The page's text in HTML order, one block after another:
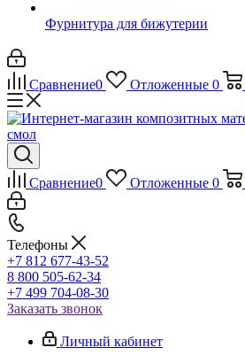
Фурнитура для бижутерии
Сравнение0 Отложенные 0
Сравнение0 Отложенные 0
Телефоны
+7 812 677-43-52
8 800 505-62-34
+7 499 704-08-30
Заказать звонок
Личный кабинет